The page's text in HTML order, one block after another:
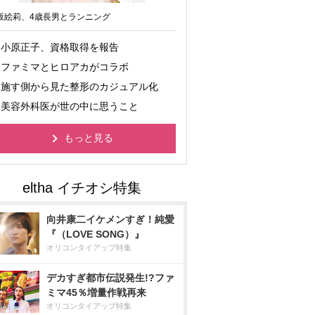
絵莉、4歳長男とランニング
小原正子、資格取得を報告
ファミマとヒロアカがコラボ
施す側から見た整形のカジュアル化
美容外科医が世の中に思うこと
もっと見る
向井康二イケメンすぎ！純愛
『（LOVE SONG）』
オリコンタイアップ特集
デカすぎ都市伝説発生!?ファ
ミマ45％増量作戦再来
オリコンタイアップ特集